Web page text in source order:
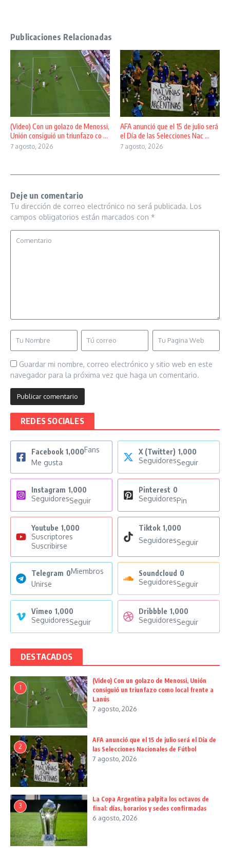
Publicaciones Relacionadas
(Video) Con un golazo de Menossi,
Unión consiguió un triunfazo co ...
7 agosto, 2026
AFA anunció que el 15 de julio será
el Día de las Selecciones Nac ...
7 agosto, 2026
Deje un comentario
Tu dirección de correo electrónico no será publicada. Los
campos obligatorios están marcados con *
Guardar mi nombre, correo electrónico y sitio web en este
navegador para la próxima vez que haga un comentario.
REDES SOCIALES
Facebook 1,000Fans
Me gusta
X (Twitter) 1,000
SeguidoresSeguir
Instagram 1,000
SeguidoresSeguir
Pinterest 0
SeguidoresPin
Youtube 1,000
Suscriptores
Suscribirse
Tiktok 1,000
SeguidoresSeguir
Telegram 0Miembros
Unirse
Soundcloud 0
SeguidoresSeguir
Vimeo 1,000
SeguidoresSeguir
Dribbble 1,000
SeguidoresSeguir
DESTACADOS
1
(Video) Con un golazo de Menossi, Unión
consiguió un triunfazo como local frente a
Lanús
7 agosto, 2026
2
AFA anunció que el 15 de julio será el Día de
las Selecciones Nacionales de Fútbol
7 agosto, 2026
3
La Copa Argentina palpita los octavos de
final: días, horarios y sedes confirmadas
6 agosto, 2026